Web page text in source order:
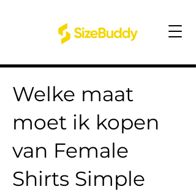
Welke maat
moet ik kopen
van Female
Shirts Simple